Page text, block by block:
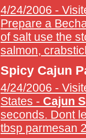
4/24/2006 -
Prepare a
of salt use the
salmon,
Spicy Cajun
4/24/2006 -
States - Cajun
seconds. Dont
tbsp parmesan